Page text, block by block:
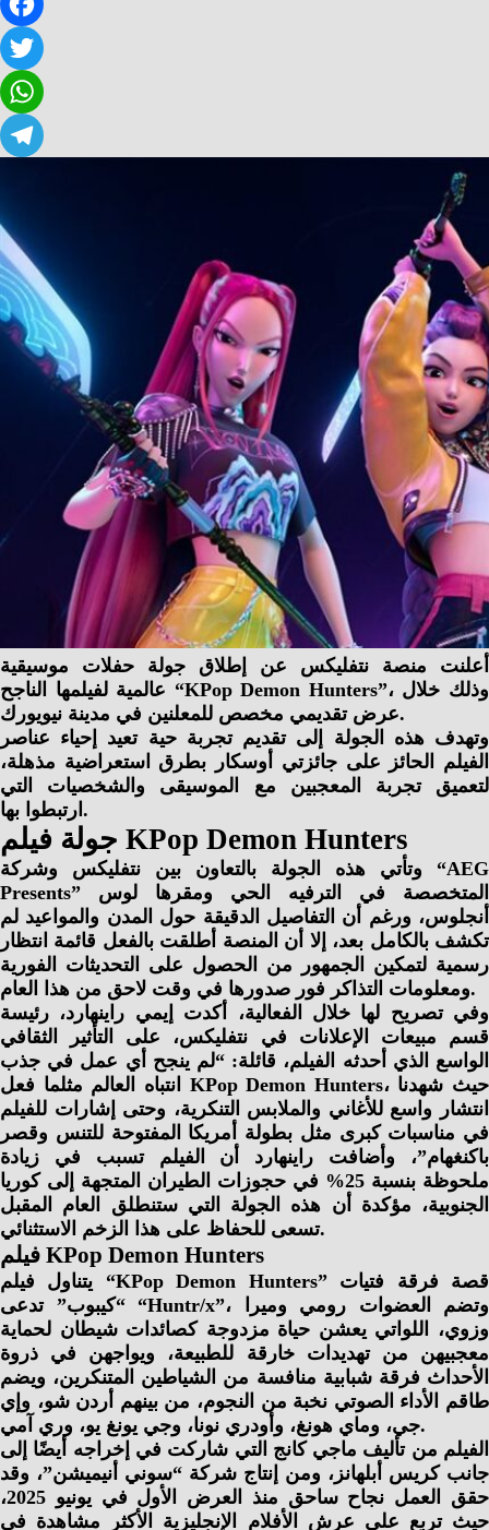
أعلنت منصة نتفليكس عن إطلاق جولة حفلات موسيقية
عالمية لفيلمها الناجح “KPop Demon Hunters”، وذلك خلال
عرض تقديمي مخصص للمعلنين في مدينة نيويورك.
وتهدف هذه الجولة إلى تقديم تجربة حية تعيد إحياء عناصر
الفيلم الحائز على جائزتي أوسكار بطرق استعراضية مذهلة،
لتعميق تجربة المعجبين مع الموسيقى والشخصيات التي
ارتبطوا بها.
جولة فيلم KPop Demon Hunters
وتأتي هذه الجولة بالتعاون بين نتفليكس وشركة “AEG
Presents” المتخصصة في الترفيه الحي ومقرها لوس
أنجلوس، ورغم أن التفاصيل الدقيقة حول المدن والمواعيد لم
تكشف بالكامل بعد، إلا أن المنصة أطلقت بالفعل قائمة انتظار
رسمية لتمكين الجمهور من الحصول على التحديثات الفورية
ومعلومات التذاكر فور صدورها في وقت لاحق من هذا العام.
وفي تصريح لها خلال الفعالية، أكدت إيمي راينهارد، رئيسة
قسم مبيعات الإعلانات في نتفليكس، على التأثير الثقافي
الواسع الذي أحدثه الفيلم، قائلة: “لم ينجح أي عمل في جذب
انتباه العالم مثلما فعل KPop Demon Hunters، حيث شهدنا
انتشار واسع للأغاني والملابس التنكرية، وحتى إشارات للفيلم
في مناسبات كبرى مثل بطولة أمريكا المفتوحة للتنس وقصر
باكنغهام”، وأضافت راينهارد أن الفيلم تسبب في زيادة
ملحوظة بنسبة 25% في حجوزات الطيران المتجهة إلى كوريا
الجنوبية، مؤكدة أن هذه الجولة التي ستنطلق العام المقبل
تسعى للحفاظ على هذا الزخم الاستثنائي.
فيلم KPop Demon Hunters
يتناول فيلم “KPop Demon Hunters” قصة فرقة فتيات
“كيبوب” تدعى “Huntr/x”، وتضم العضوات رومي وميرا
وزوي، اللواتي يعشن حياة مزدوجة كصائدات شيطان لحماية
معجبيهن من تهديدات خارقة للطبيعة، ويواجهن في ذروة
الأحداث فرقة شبابية منافسة من الشياطين المتنكرين، ويضم
طاقم الأداء الصوتي نخبة من النجوم، من بينهم أردن شو، وإي
جي، وماي هونغ، وأودري نونا، وجي يونغ يو، وري آمي.
الفيلم من تأليف ماجي كانج التي شاركت في إخراجه أيضًا إلى
جانب كريس أبلهانز، ومن إنتاج شركة “سوني أنيميشن”، وقد
حقق العمل نجاح ساحق منذ العرض الأول في يونيو 2025،
حيث تربع على عرش الأفلام الإنجليزية الأكثر مشاهدة في